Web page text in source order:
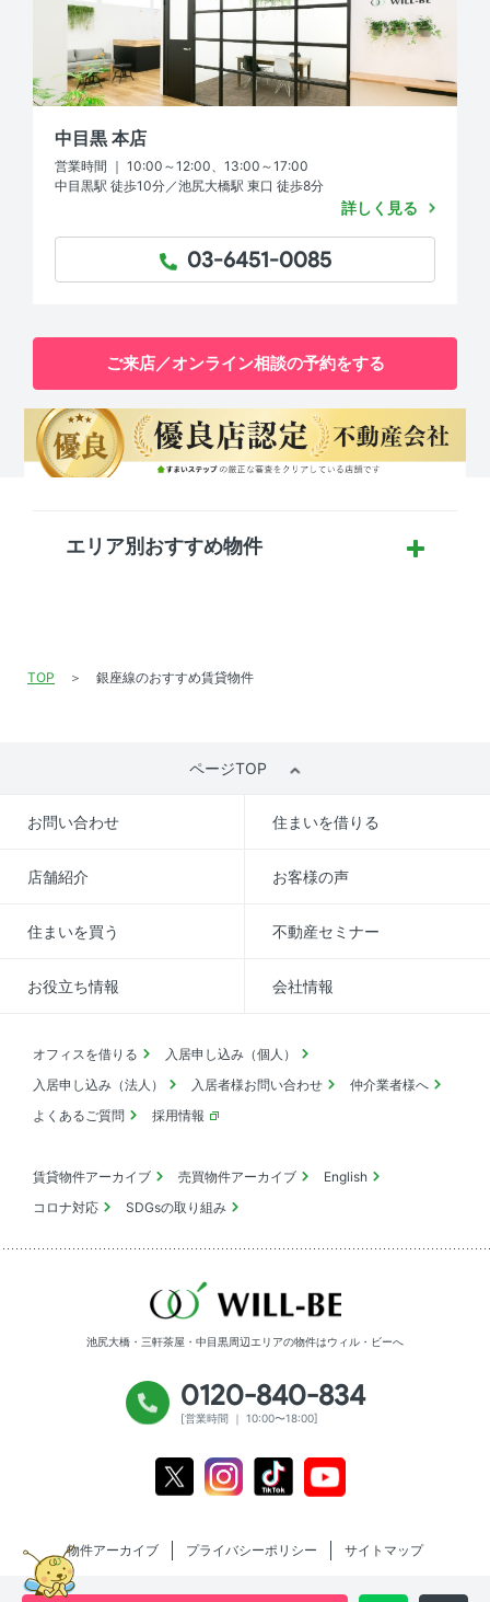
中目黒 本店
営業時間 ｜ 10:00～12:00、13:00～17:00
中目黒駅 徒歩10分／池尻大橋駅 東口 徒歩8分
TEL：
03-6451-0085
詳しく見る
ご来店／オンライン相談の予約をする
エリア別おすすめ物件
TOP 銀座線のおすすめ賃貸物件
ページTOP
お問い合わせ 住まいを借りる
店舗紹介 お客様の声
住まいを買う 不動産セミナー
お役立ち情報 会社情報
オフィスを借りる
入居申し込み（個人）
入居申し込み（法人）
入居者様お問い合わせ
仲介業者様へ
よくあるご質問
採用情報
賃貸物件アーカイブ 売買物件アーカイブ
English
コロナ対応
SDGsの取り組み
池尻大橋・三軒茶屋・中目黒周辺エリアの物件はウィル・ビーへ
0120-840-834
[営業時間 ｜ 10:00〜18:00]
Instagram Tiktok
物件アーカイブ プライバシーポリシー サイトマップ